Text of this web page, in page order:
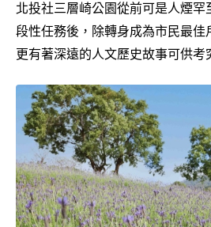
北投社三層崎公園從前可是人煙罕
段性任務後，除轉身成為市民最佳
更有著深遠的人文歷史故事可供考